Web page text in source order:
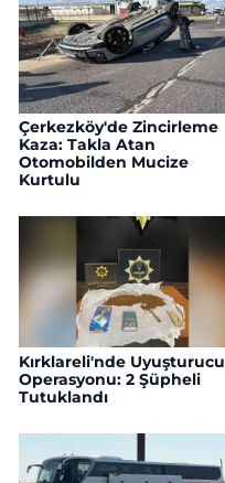
Çerkezköy'de Zincirleme
Kaza: Takla Atan
Otomobilden Mucize
Kurtulu
Kırklareli'nde Uyuşturucu
Operasyonu: 2 Şüpheli
Tutuklandı